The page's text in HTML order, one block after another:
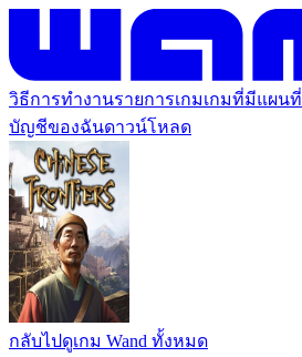
วิธีการทำงานรายการเกมเกมที่มีแผนที่
บัญชีของฉันดาวน์โหลด
กลับไปดูเกม Wand ทั้งหมด